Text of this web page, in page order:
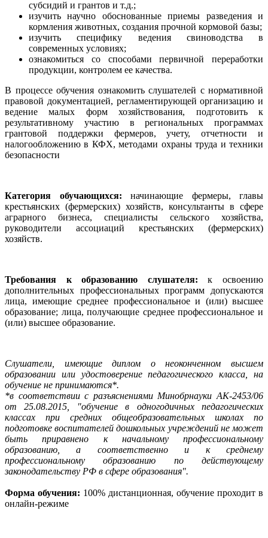
субсидий и грантов и т.д.;
изучить научно обоснованные приемы разведения и
кормления животных, создания прочной кормовой базы;
изучить специфику ведения свиноводства в
современных условиях;
ознакомиться со способами первичной переработки
продукции, контролем ее качества.
В процессе обучения ознакомить слушателей с нормативной
правовой документацией, регламентирующей организацию и
ведение малых форм хозяйствования, подготовить к
результативному участию в региональных программах
грантовой поддержки фермеров, учету, отчетности и
налогообложению в КФХ, методами охраны труда и техники
безопасности
Категория обучающихся: начинающие фермеры, главы
крестьянских (фермерских) хозяйств, консультанты в сфере
аграрного бизнеса, специалисты сельского хозяйства,
руководители ассоциаций крестьянских (фермерских)
хозяйств.
Требования к образованию слушателя: к освоению
дополнительных профессиональных программ допускаются
лица, имеющие среднее профессиональное и (или) высшее
образование; лица, получающие среднее профессиональное и
(или) высшее образование.
Слушатели, имеющие диплом о неоконченном высшем
образовании или удостоверение педагогического класса, на
обучение не принимаются*.
*в соответствии с разъяснениями Минобрнауки АК-2453/06
от 25.08.2015, "обучение в одногодичных педагогических
классах при средних общеобразовательных школах по
подготовке воспитателей дошкольных учреждений не может
быть приравнено к начальному профессиональному
образованию, а соответственно и к среднему
профессиональному образованию по действующему
законодательству РФ в сфере образования".
Форма обучения: 100% дистанционная, обучение проходит в
онлайн-режиме